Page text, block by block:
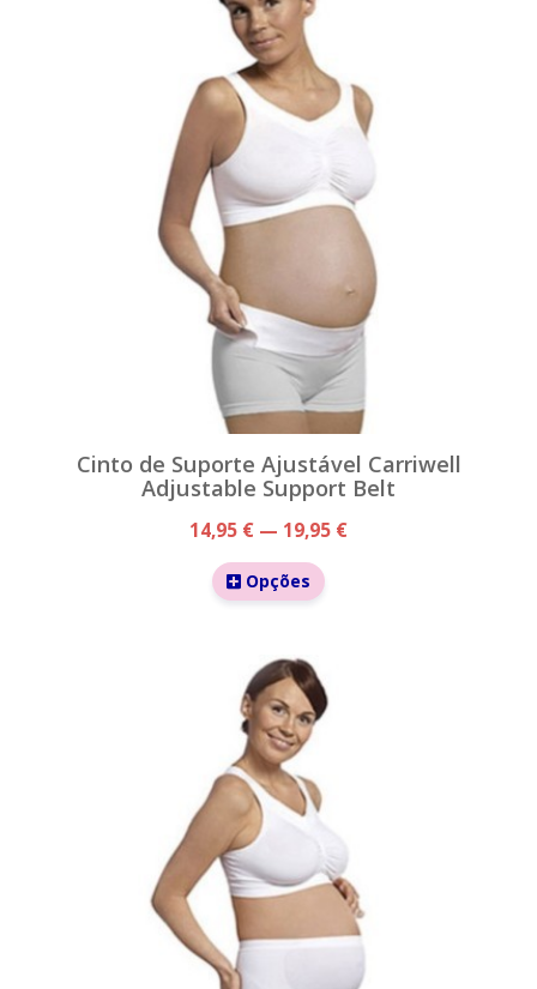
Cinto de Suporte Ajustável Carriwell
Adjustable Support Belt
14,95 € — 19,95 €
Opções